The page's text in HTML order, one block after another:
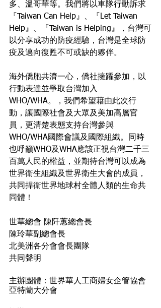
多、溫哥華等。我們將以車隊行動訴求
『Taiwan Can Help』、『Let Taiwan
Help』、『Taiwan is Helping』，台灣可
以分享成功的防疫經驗，台灣是全球防
疫及邁向復甦不可或缺的夥伴。
海外僑胞共濟一心，僑社擁躍參加，以
行動表達並爭取台灣加入
WHO/WHA。，我們希望藉由此次行
動，讓國際社會及大眾及美加高層官
員，更清楚表態支持台灣參與
WHO/WHA國際會議及國際組織。同時
也呼籲WHO及WHA應該正視台灣二千三
百萬人民的權益，並期待台灣可以成為
世界衛生組織及世界衛生大會的成員，
共同捍衛世界地球村全體人類的生命共
同體！
世華總會 陳阡蕙總會長
陳玲華副總會長
北美洲各分會會長團隊
共同聲明
主辦團體：世界華人工商婦女企管協會
亞特蘭大分會